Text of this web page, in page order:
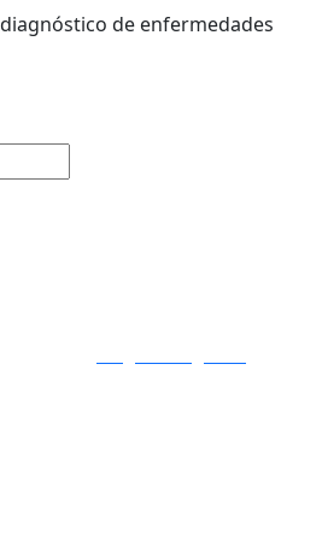
de enfermedades